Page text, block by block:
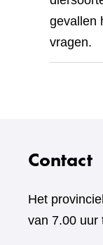
gevallen
vragen.
Contact
Het
van 7.00 uur